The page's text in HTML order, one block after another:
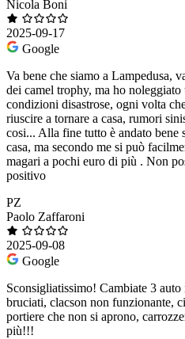
Nicola Boni
2025-09-17
Google
Va bene che siamo a Lampedusa,
dei camel trophy, ma ho noleggiato
condizioni disastrose, ogni volta
riuscire a tornare a casa, rumori
cosi... Alla fine tutto è andato bene
casa, ma secondo me si può
magari a pochi euro di più . Non
positivo
PZ
Paolo Zaffaroni
2025-09-08
Google
Sconsigliatissimo! Cambiate 3
bruciati, clacson non funzionante,
portiere che non si aprono,
più!!!